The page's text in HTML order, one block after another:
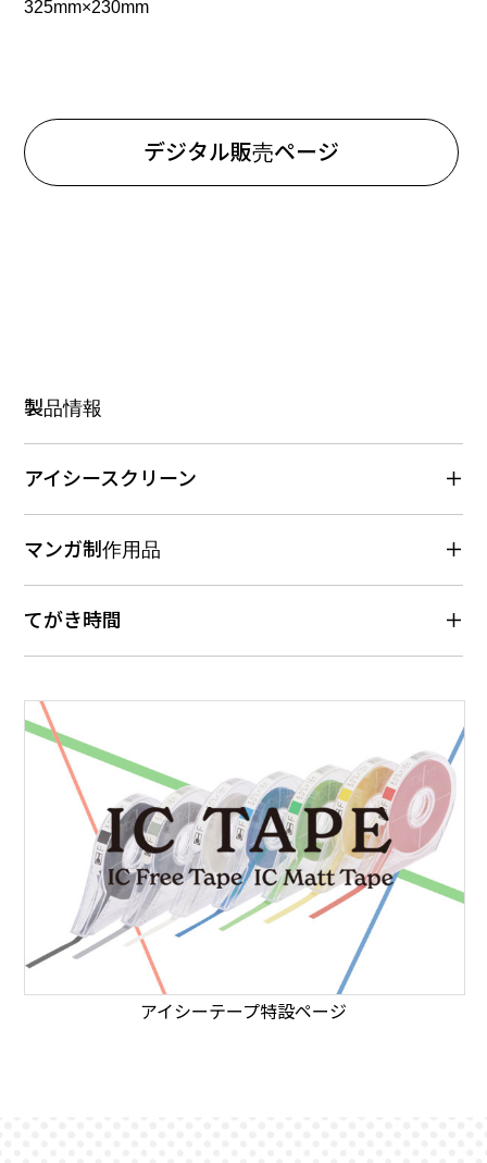
製品情報
アイシースクリーン
マンガ制作用品
てがき時間
アイシーテープ特設ページ
325mm×230mm
デジタル販売ページ